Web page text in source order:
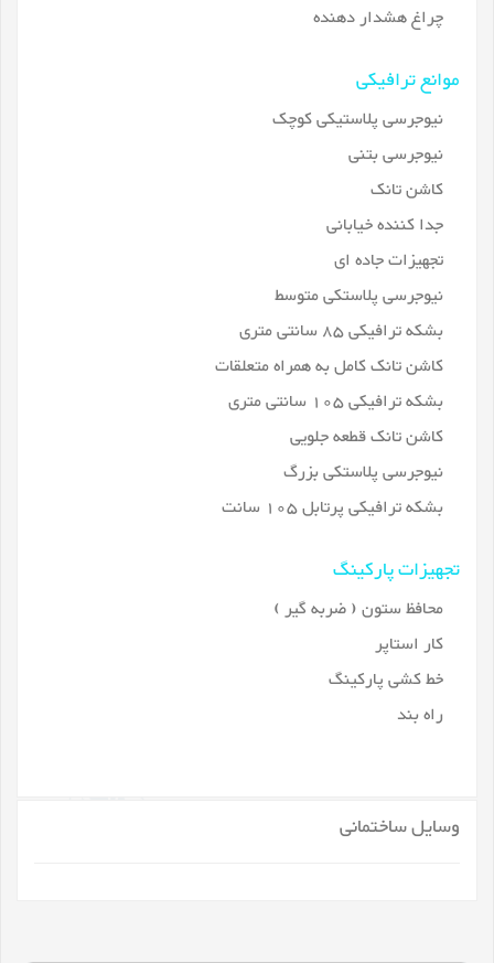
چراغ هشدار دهنده
موانع ترافیکی
نیوجرسی پلاستیکی کوچک
نیوجرسی بتنی
کاشن تانک
جدا کننده خیابانی
تجهیزات جاده ای
نیوجرسی پلاستکی متوسط
بشکه ترافیکی 85 سانتی متری
کاشن تانک کامل به همراه متعلقات
بشکه ترافیکی 105 سانتی متری
کاشن تانک قطعه جلویی
نیوجرسی پلاستکی بزرگ
بشکه ترافیکی پرتابل 105 سانت
تجهیزات پارکینگ
محافظ ستون ( ضربه گیر )
کار استاپر
خط کشی پارکینگ
راه بند
وسایل ساختمانی